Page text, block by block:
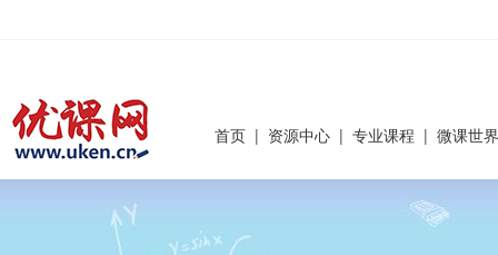
首页 | 资源中心 | 专业课程 | 微课世界